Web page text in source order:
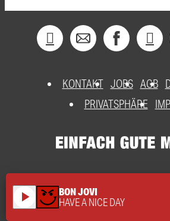
KONTAKT JOBS AGB
PRIVATSPHÄRE
play_arrow BON JOVI
HAVE A NICE DAY